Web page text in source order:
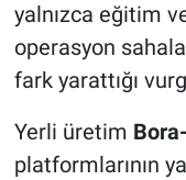
yalnızca eğitim
operasyon
fark yarattığı
Yerli üretim
platformlarının